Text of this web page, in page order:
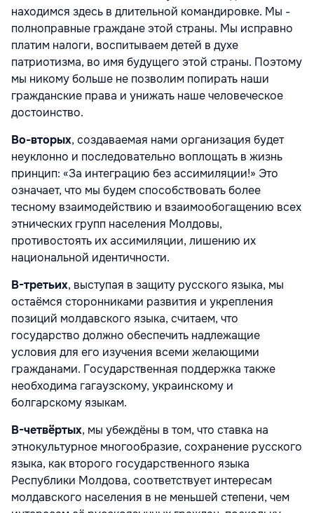
находимся здесь в длительной командировке. Мы -
полноправные граждане этой страны. Мы исправно
платим налоги, воспитываем детей в духе
патриотизма, во имя будущего этой страны. Поэтому
мы никому больше не позволим попирать наши
гражданские права и унижать наше человеческое
достоинство.
Во-вторых, создаваемая нами организация будет
неуклонно и последовательно воплощать в жизнь
принцип: «За интеграцию без ассимиляции!» Это
означает, что мы будем способствовать более
тесному взаимодействию и взаимообогащению всех
этнических групп населения Молдовы,
противостоять их ассимиляции, лишению их
национальной идентичности.
В-третьих, выступая в защиту русского языка, мы
остаёмся сторонниками развития и укрепления
позиций молдавского языка, считаем, что
государство должно обеспечить надлежащие
условия для его изучения всеми желающими
гражданами. Государственная поддержка также
необходима гагаузскому, украинскому и
болгарскому языкам.
В-четвёртых, мы убеждёны в том, что ставка на
этнокультурное многообразие, сохранение русского
языка, как второго государственного языка
Республики Молдова, соответствует интересам
молдавского населения в не меньшей степени, чем